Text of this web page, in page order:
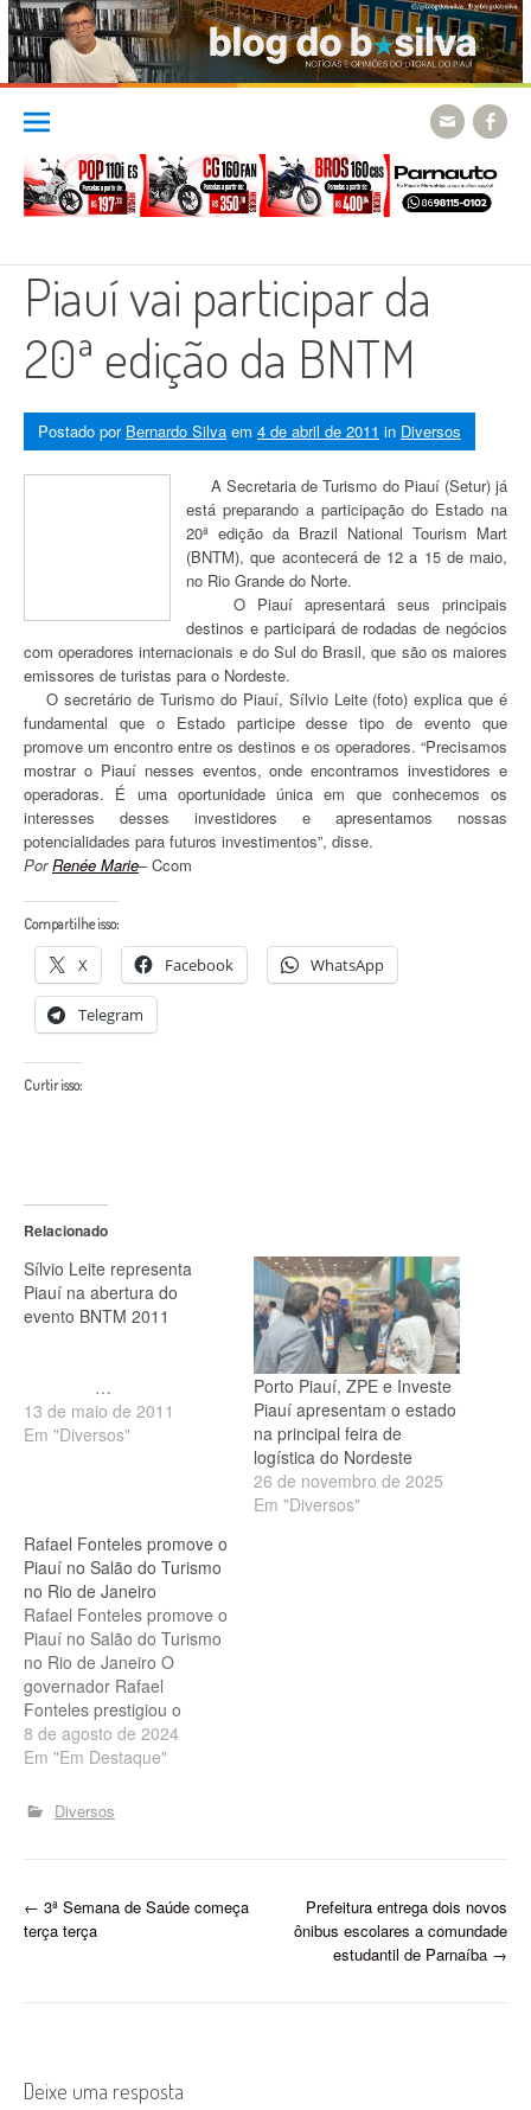
Skip
content
Piauí vai participar da
20ª edição da BNTM
Postado por Bernardo Silva em 4 de abril de 2011 in Diversos
A Secretaria de Turismo do Piauí (Setur) já
está preparando a participação do Estado na
20ª edição da Brazil National Tourism Mart
(BNTM), que acontecerá de 12 a 15 de maio,
no Rio Grande do Norte.
O Piauí apresentará seus principais
destinos e participará de rodadas de negócios
com operadores internacionais e do Sul do Brasil, que são os maiores
emissores de turistas para o Nordeste.
O secretário de Turismo do Piauí, Sílvio Leite (foto) explica que é
fundamental que o Estado participe desse tipo de evento que
promove um encontro entre os destinos e os operadores. “Precisamos
mostrar o Piauí nesses eventos, onde encontramos investidores e
operadoras. É uma oportunidade única em que conhecemos os
interesses desses investidores e apresentamos nossas
potencialidades para futuros investimentos”, disse.
PorRenée Marie– Ccom
Compartilhe isso:
X Facebook WhatsApp
Telegram
Curtir isso:
Relacionado
Sílvio Leite representa
Piauí na abertura do
evento BNTM 2011
…
13 de maio de 2011
Em "Diversos"
Porto Piauí, ZPE e Investe
Piauí apresentam o estado
na principal feira de
logística do Nordeste
26 de novembro de 2025
Em "Diversos"
Rafael Fonteles promove o
Piauí no Salão do Turismo
no Rio de Janeiro
Rafael Fonteles promove o
Piauí no Salão do Turismo
no Rio de Janeiro O
governador Rafael
Fonteles prestigiou o
primeiro dia da 8ª edição
do Salão do Turismo, que
(8), no Rio de Janeiro. O
evento, promovido pelo
funciona…
8 de agosto de 2024
Em "Em Destaque"
Diversos
P
n
← 3ª Semana de Saúde começa
terça terça
Prefeitura entrega dois novos
ônibus escolares a comundade
estudantil de Parnaíba →
Deixe uma resposta